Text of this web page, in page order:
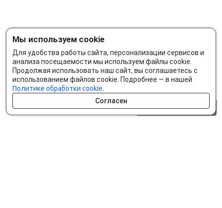
Мы используем cookie
Для удобства работы сайта, персонализации сервисов и
анализа посещаемости мы используем файлы cookie.
Продолжая использовать наш сайт, вы соглашаетесь с
использованием файлов cookie. Подробнее — в нашей
Политике обработки cookie.
Согласен